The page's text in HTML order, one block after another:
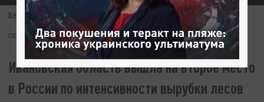
ВАСИЛИЙ ИВАНОВ 26 ИЮЛЯ 07:30
ПОДПИШИТЕСЬ:
Ивановская область вышла на второе место
в России по интенсивности вырубки лесов